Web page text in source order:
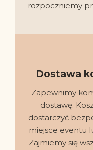
rozpoczniemy
Dostawa
Zapewnimy
dostawę.
dostarczyć
miejsce eventu
Zajmiemy się